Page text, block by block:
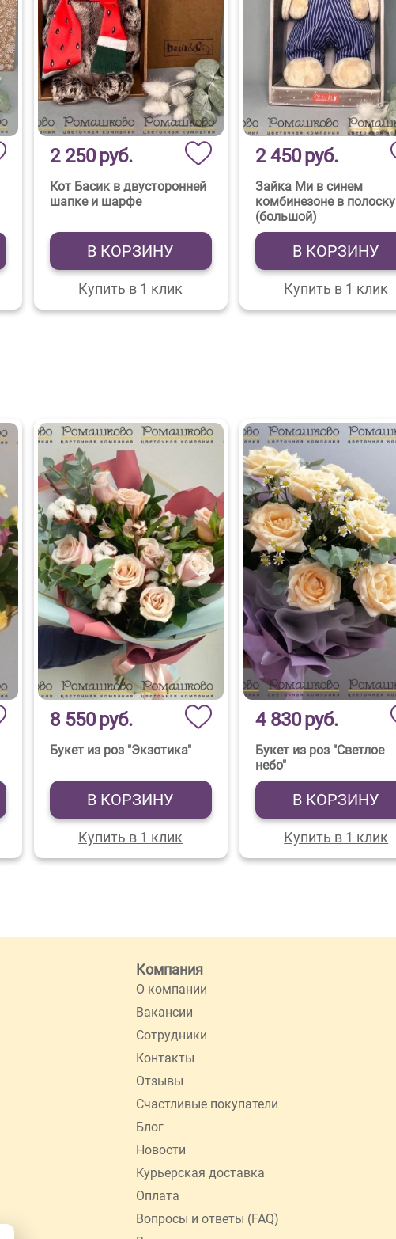
2 250руб.
Кот Басик в двусторонней
шапке и шарфе
В КОРЗИНУ
Купить в 1 клик
2 450руб.
Зайка Ми в синем
комбинезоне в полоску
(большой)
В КОРЗИНУ
Купить в 1 клик
8 550руб.
Букет из роз "Экзотика"
В КОРЗИНУ
Купить в 1 клик
4 830руб.
Букет из роз "Светлое
небо"
В КОРЗИНУ
Купить в 1 клик
Компания
О компании
Вакансии
Сотрудники
Контакты
Отзывы
Счастливые покупатели
Блог
Новости
Курьерская доставка
Оплата
Вопросы и ответы (FAQ)